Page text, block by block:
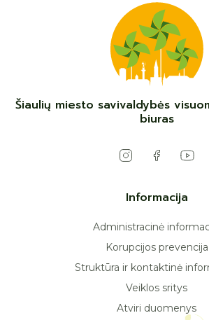
Šiaulių miesto savivaldybės
biuras
Informacija
Administracinė
Korupcijos prevencija
Struktūra ir kontaktinė
Veiklos sritys
Atviri duomenys